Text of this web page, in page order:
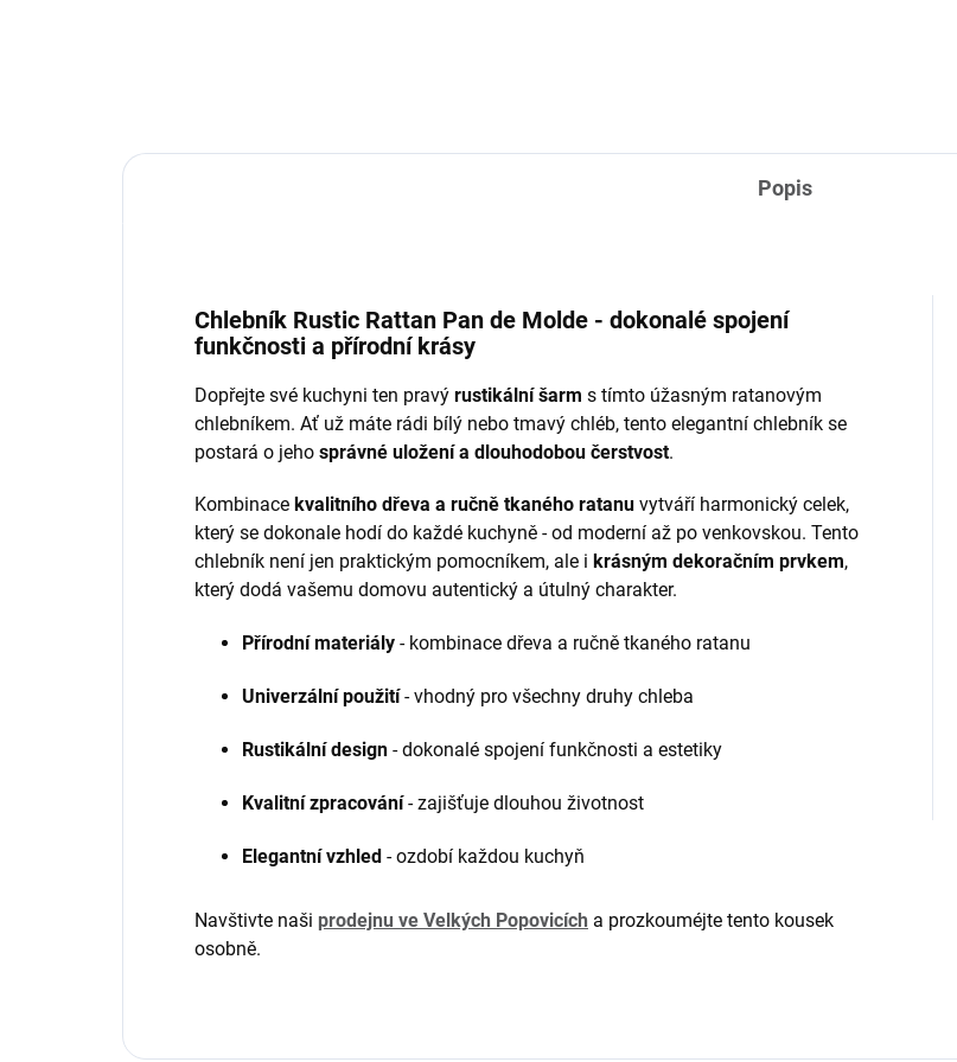
Popis
Chlebník Rustic Rattan Pan de Molde - dokonalé spojení
funkčnosti a přírodní krásy
Dopřejte své kuchyni ten pravý rustikální šarm s tímto úžasným ratanovým
chlebníkem. Ať už máte rádi bílý nebo tmavý chléb, tento elegantní chlebník se
postará o jeho správné uložení a dlouhodobou čerstvost.
Kombinace kvalitního dřeva a ručně tkaného ratanu vytváří harmonický celek,
který se dokonale hodí do každé kuchyně - od moderní až po venkovskou. Tento
chlebník není jen praktickým pomocníkem, ale i krásným dekoračním prvkem,
který dodá vašemu domovu autentický a útulný charakter.
Přírodní materiály - kombinace dřeva a ručně tkaného ratanu
Univerzální použití- vhodný pro všechny druhy chleba
Rustikální design - dokonalé spojení funkčnosti a estetiky
Kvalitní zpracování- zajišťuje dlouhou životnost
Elegantní vzhled - ozdobí každou kuchyň
Navštivte naši prodejnu ve Velkých Popovicích a prozkouméjte tento kousek
osobně.